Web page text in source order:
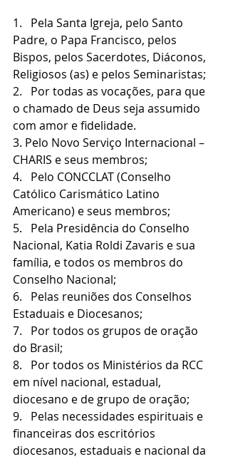
1.   Pela Santa Igreja, pelo Santo
Padre, o Papa Francisco, pelos
Bispos, pelos Sacerdotes, Diáconos,
Religiosos (as) e pelos Seminaristas;
2.   Por todas as vocações, para que
o chamado de Deus seja assumido
com amor e fidelidade.
3. Pelo Novo Serviço Internacional –
CHARIS e seus membros;
4.   Pelo CONCCLAT (Conselho
Católico Carismático Latino
Americano) e seus membros;
5.   Pela Presidência do Conselho
Nacional, Katia Roldi Zavaris e sua
família, e todos os membros do
Conselho Nacional;
6.   Pelas reuniões dos Conselhos
Estaduais e Diocesanos;
7.   Por todos os grupos de oração
do Brasil;
8.   Por todos os Ministérios da RCC
em nível nacional, estadual,
diocesano e de grupo de oração;
9.   Pelas necessidades espirituais e
financeiras dos escritórios
diocesanos, estaduais e nacional da